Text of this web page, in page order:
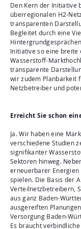
Den Kern der Initiative
überregionalen H2-
transparenten
Begleitet durch eine
Initiative so eine breite
Wasserstoff-
transparente
wir zudem Planbarkeit
Netzbetreiber und
Erreicht Sie schon
Ja. Wir haben eine
verschiedene Studien
signifikanter
Sektoren hinweg.
erneuerbarer Energien
spielen. Die Basis der
Verteilnetzbetreibern,
aus ganz Baden-
ausgereiften
Versorgung Baden-
Es braucht